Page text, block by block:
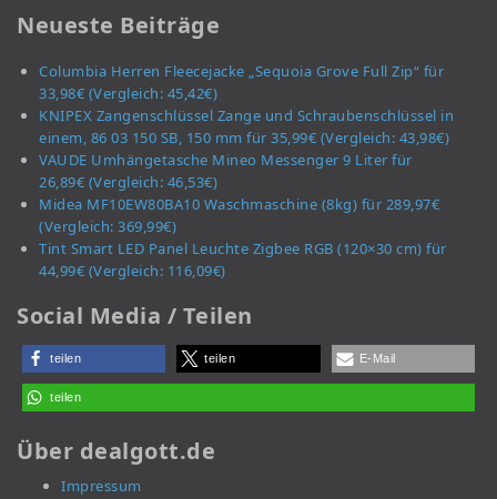
Neueste Beiträge
Columbia Herren Fleecejacke „Sequoia Grove Full Zip“ für
33,98€ (Vergleich: 45,42€)
KNIPEX Zangenschlüssel Zange und Schraubenschlüssel in
einem, 86 03 150 SB, 150 mm für 35,99€ (Vergleich: 43,98€)
VAUDE Umhängetasche Mineo Messenger 9 Liter für
26,89€ (Vergleich: 46,53€)
Midea MF10EW80BA10 Waschmaschine (8kg) für 289,97€
(Vergleich: 369,99€)
Tint Smart LED Panel Leuchte Zigbee RGB (120×30 cm) für
44,99€ (Vergleich: 116,09€)
Social Media / Teilen
teilen teilen E-Mail
teilen
Über dealgott.de
Impressum